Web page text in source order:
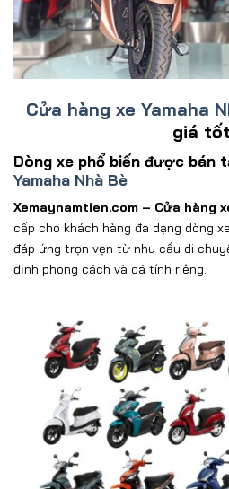
Cửa hàng xe Yamaha
giá tốt
Dòng xe phổ biến được bán
Yamaha Nhà Bè
Xemaynamtien.com – Cửa hàng
cấp cho khách hàng đa dạng dòng
đáp ứng trọn vẹn từ nhu cầu di
định phong cách và cá tính riêng.